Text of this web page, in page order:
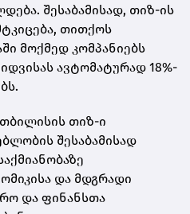
შესაბამისად, თიზ-ის
თითქოს
მოქმედ კომპანიებს
ავტომატურად 18%-
თიზ-ი
შესაბამისად
და მდგრადი
და ფინანსთა